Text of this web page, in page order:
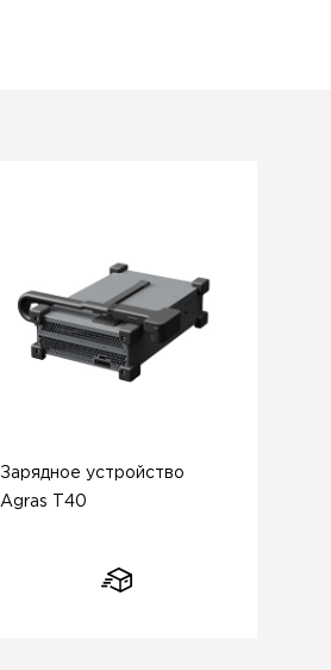
Зарядное устройство
Agras T40